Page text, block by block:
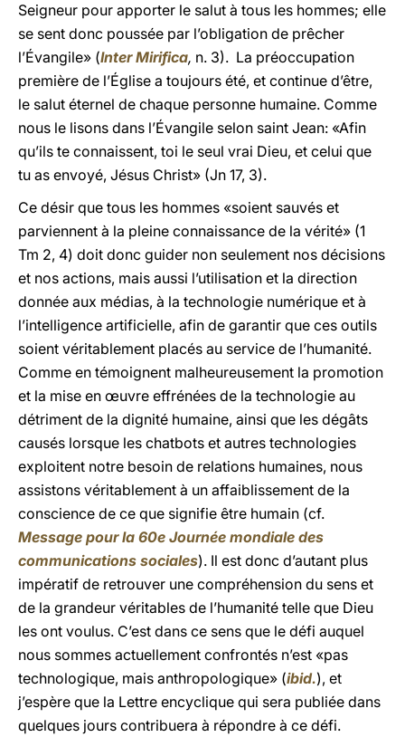
Seigneur pour apporter le salut à tous les hommes; elle
se sent donc poussée par l’obligation de prêcher
l’Évangile» (Inter Mirifica, n. 3). La préoccupation
première de l’Église a toujours été, et continue d’être,
le salut éternel de chaque personne humaine. Comme
nous le lisons dans l’Évangile selon saint Jean: «Afin
qu’ils te connaissent, toi le seul vrai Dieu, et celui que
tu as envoyé, Jésus Christ» (Jn 17, 3).
Ce désir que tous les hommes «soient sauvés et
parviennent à la pleine connaissance de la vérité» (1
Tm 2, 4) doit donc guider non seulement nos décisions
et nos actions, mais aussi l’utilisation et la direction
donnée aux médias, à la technologie numérique et à
l’intelligence artificielle, afin de garantir que ces outils
soient véritablement placés au service de l’humanité.
Comme en témoignent malheureusement la promotion
et la mise en œuvre effrénées de la technologie au
détriment de la dignité humaine, ainsi que les dégâts
causés lorsque les chatbots et autres technologies
exploitent notre besoin de relations humaines, nous
assistons véritablement à un affaiblissement de la
conscience de ce que signifie être humain (cf.
Message pour la 60e Journée mondiale des
communications sociales). Il est donc d’autant plus
impératif de retrouver une compréhension du sens et
de la grandeur véritables de l’humanité telle que Dieu
les ont voulus. C’est dans ce sens que le défi auquel
nous sommes actuellement confrontés n’est «pas
technologique, mais anthropologique» (ibid.), et
j’espère que la Lettre encyclique qui sera publiée dans
quelques jours contribuera à répondre à ce défi.